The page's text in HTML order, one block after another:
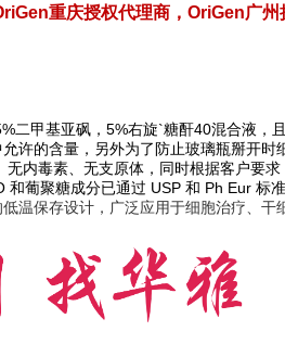
重庆授权代理商，OriGen广
二甲基亚砜，5%右旋`糖酐40混合液，
许的含量，另外为了防止玻璃瓶掰开
内毒素、无支原体，同时根据客户要求
和葡聚糖成分已通过 USP 和 Ph Eur 标
低温保存设计，广泛应用于细胞治疗、干